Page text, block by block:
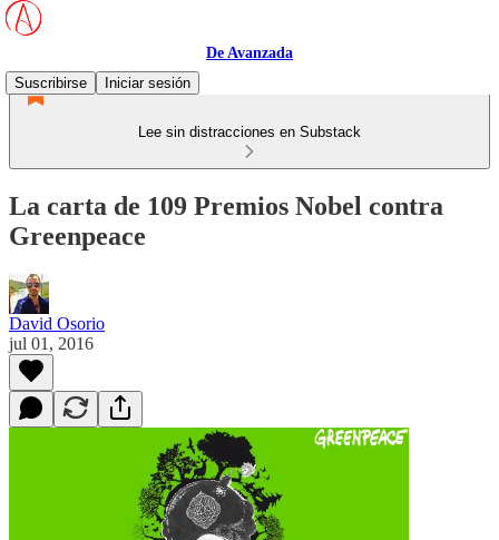
De Avanzada
Suscribirse
Iniciar sesión
Lee sin distracciones en Substack
La carta de 109 Premios Nobel contra
Greenpeace
David Osorio
jul 01, 2016